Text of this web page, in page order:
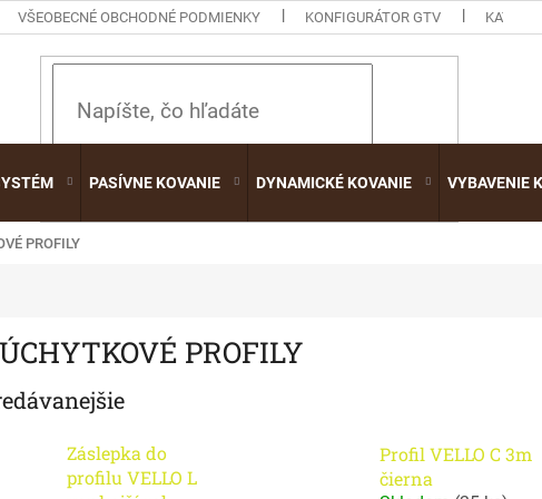
VŠEOBECNÉ OBCHODNÉ PODMIENKY KONFIGURÁTOR GTV
HĽADAŤ
PASÍVNE KOVANIE DYNAMICKÉ KOVANIE VYBAVENIE
PROFILY
PROFILY
Záslepka do
profilu VELLO L
Profil VELLO C 3m
čierna